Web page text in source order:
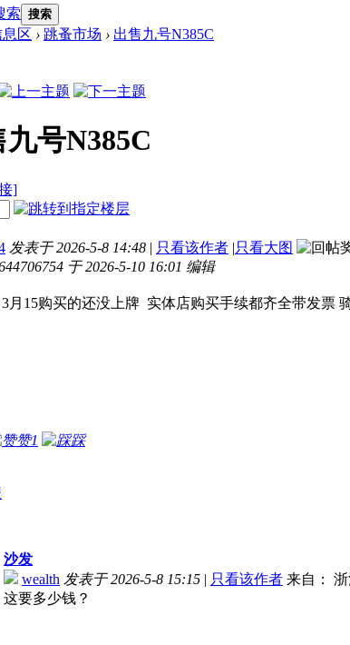
索 搜索
息区 › 跳蚤市场 › 出售九号N385C
九号N385C
]
发表于 2026-5-8 14:48 | 只看该作者 |只看大图
于 2026-5-10 16:01 编辑
月15购买的还没上牌 实体店购买手续都齐全带发票
赞1
踩
沙发
wealth 发表于 2026-5-8 15:15 | 只看该作者 来自：
这要多少钱？